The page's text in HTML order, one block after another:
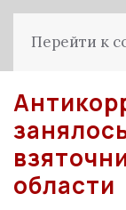
Перейти к
области